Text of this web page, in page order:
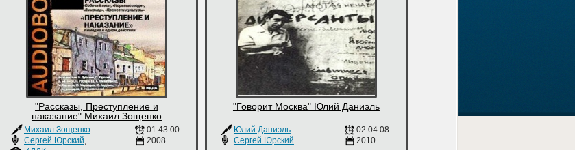
"Рассказы, Преступление и
наказание" Михаил Зощенко
Михаил Зощенко
Сергей Юрский, Валерий Баринов
01:43:00
2008
"Говорит Москва" Юлий Даниэль
Юлий Даниэль
Сергей Юрский
02:04:08
2010